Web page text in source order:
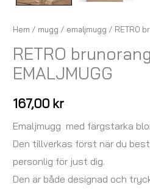
Hem / mugg / emaljmugg / RETRO
RETRO
EMALJMUGG
167,00 kr
Emaljmugg med färgstarka
Den tillverkas först när du
personlig för just dig.
Den är både designad och